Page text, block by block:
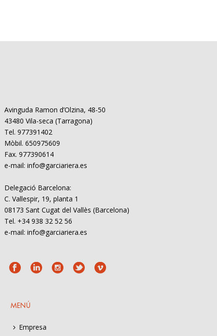
Avinguda Ramon d’Olzina, 48-50
43480 Vila-seca (Tarragona)
Tel. 977391402
Mòbil. 650975609
Fax. 977390614
e-mail: info@garciariera.es
Delegació Barcelona:
C. Vallespir, 19, planta 1
08173 Sant Cugat del Vallès (Barcelona)
Tel. +34 938 32 52 56
e-mail: info@garciariera.es
MENÚ
Empresa